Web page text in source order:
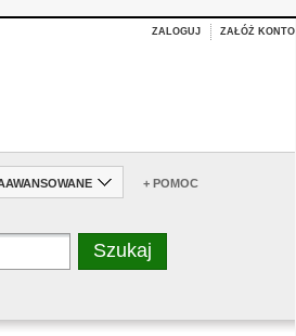
ZALOGUJ ZAŁÓŻ KONTO
+ POMOC